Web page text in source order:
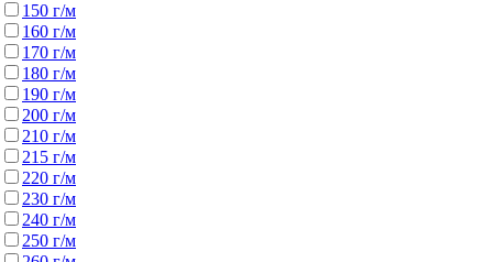
150 г/м
160 г/м
170 г/м
180 г/м
190 г/м
200 г/м
210 г/м
215 г/м
220 г/м
230 г/м
240 г/м
250 г/м